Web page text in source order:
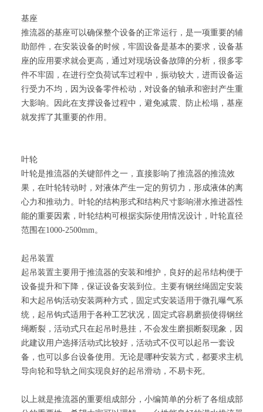
基座
推流器的基座可以确保整个设备的正常运行，是一项重要的辅
助部件，在安装设备的时候，牢固设备是基本的要求，设备基
座的应用要求就会更高，通过对现场设备故障的分析，很多零
件不牢固，在进行空负荷试车过程中，振动较大，进而设备运
行受力不均，因为设备零件松动，对设备的轴承和密封产生重
大影响。因此在支撑设备过程中，避免减震、防止松塌，基座
就发挥了其重要的作用。
叶轮
叶轮是推流器的关键部件之一，直接影响了推流器的推流效
果，在叶轮转动时，对液体产生一定的剪切力，形成液体的离
心力和推动力。叶轮的结构形式和结构尺寸影响潜水推进器性
能的重要因素，叶轮结构可根据实际使用情况设计，叶轮直径
范围在1000-2500mm。
起吊装置
起吊装置主要用于推流器的安装和维护，良好的起吊结构便于
设备提升和下降，保证设备安装到位。主要有钢丝绳固定安装
和大起吊钩活动安装两种方式，固定式安装适用于微孔曝气系
统，起吊钩式适用于各种工艺状况，固定式容易磨损使得钢丝
绳断裂，活动式只在起吊时悬挂，不会发生磨损断裂现象，因
此建议用户选择活动式比较好，活动式不仅可以起吊一套设
备，也可以多台设备使用。无论是哪种安装方式，都要求主机
导向轮和导轨之间实现良好的起吊滑动，不易卡死。
以上就是推流器的重要组成部分，小编简单的分析了各组成部